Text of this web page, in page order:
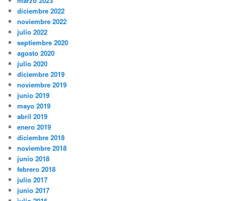
diciembre 2022
noviembre 2022
julio 2022
septiembre 2020
agosto 2020
julio 2020
diciembre 2019
noviembre 2019
junio 2019
mayo 2019
abril 2019
enero 2019
diciembre 2018
noviembre 2018
junio 2018
febrero 2018
julio 2017
junio 2017